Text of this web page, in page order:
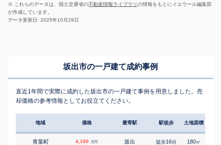
※ これらのデータは、国土交通省の不動産情報ライブラリの情報をもとにイエウール編集部
が作成しています。
データ更新日: 2025年10月29日
坂出市の一戸建て成約事例
直近1年間で実際に成約した坂出市の一戸建て事例を用意しました。売
却価格の参考情報としてお役立てください。
地域 価格 最寄駅 駅徒歩 土地面積
青葉町 4,100 万円 坂出 徒歩16分 180㎡